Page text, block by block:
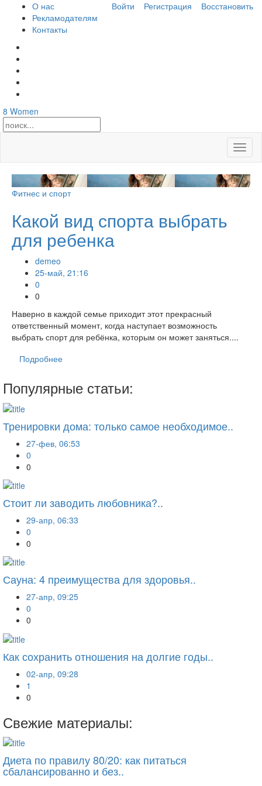
Войти Регистрация Восстановить
О нас
Рекламодателям
Контакты
8 Women
меню
Фитнес и спорт
Какой вид спорта выбрать
для ребенка
demeo
25-май, 21:16
0
0
Наверно в каждой семье приходит этот прекрасный
ответственный момент, когда наступает возможность
выбрать спорт для ребёнка, которым он может заняться....
Подробнее
Популярные статьи:
Тренировки дома: только самое необходимое..
27-фев, 06:53
0
0
Стоит ли заводить любовника?..
29-апр, 06:33
0
0
Сауна: 4 преимущества для здоровья..
27-апр, 09:25
0
0
Как сохранить отношения на долгие годы..
02-апр, 09:28
1
0
Свежие материалы:
Диета по правилу 80/20: как питаться
сбалансированно и без..